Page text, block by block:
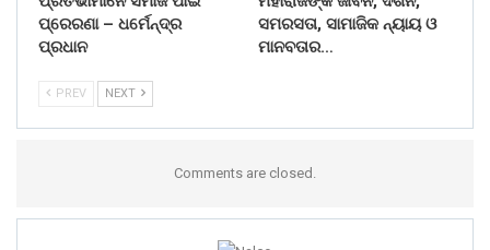
ପ୍ରେରଣା – ଧର୍ମେନ୍ଦ୍ର
ପ୍ରଧାନ
ସମରସତା, ସାମାଜିକ ନ୍ୟାୟ ଓ
ମାନବତାର…
PREV NEXT
Comments are closed.